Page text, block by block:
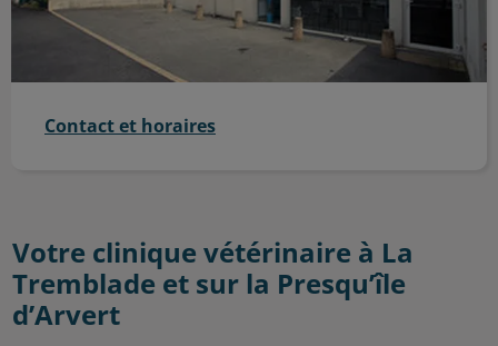
Contact et horaires
Votre clinique vétérinaire à La
Tremblade et sur la Presqu’île
d’Arvert